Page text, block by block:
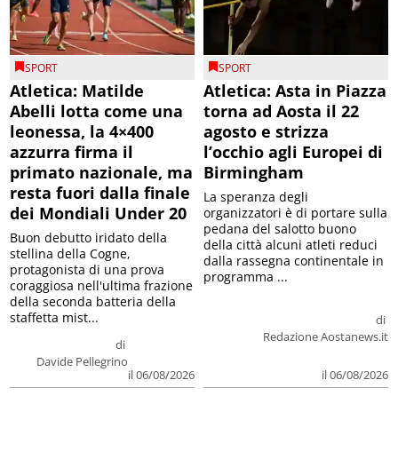
SPORT
Atletica: Matilde
Abelli lotta come una
leonessa, la 4×400
azzurra firma il
primato nazionale, ma
resta fuori dalla finale
dei Mondiali Under 20
di
Davide Pellegrino
il 06/08/2026
Buon debutto iridato della
stellina della Cogne,
protagonista di una prova
coraggiosa nell'ultima frazione
della seconda batteria della
staffetta mist...
SPORT
Atletica: Asta in Piazza
torna ad Aosta il 22
agosto e strizza
l’occhio agli Europei di
Birmingham
di
Redazione Aostanews.it
il 06/08/2026
La speranza degli
organizzatori è di portare sulla
pedana del salotto buono
della città alcuni atleti reduci
dalla rassegna continentale in
programma ...